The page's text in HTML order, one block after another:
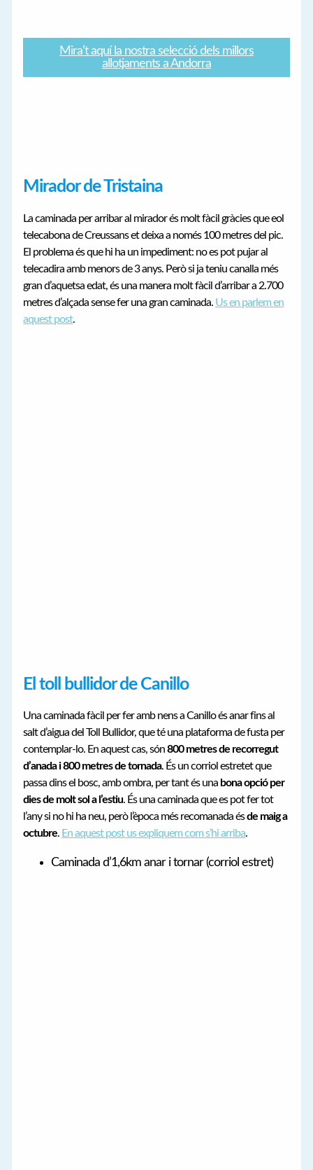
Mira’t aquí la nostra selecció dels millors
allotjaments a Andorra
Mirador de Tristaina
La caminada per arribar al mirador és molt fàcil gràcies que eol
telecabona de Creussans et deixa a només 100 metres del pic.
El problema és que hi ha un impediment: no es pot pujar al
telecadira amb menors de 3 anys. Però si ja teniu canalla més
gran d’aquetsa edat, és una manera molt fàcil d’arribar a 2.700
metres d’alçada sense fer una gran caminada. Us en parlem en
aquest post.
El toll bullidor de Canillo
Una caminada fàcil per fer amb nens a Canillo és anar fins al
salt d’aigua del Toll Bullidor, que té una plataforma de fusta per
contemplar-lo. En aquest cas, són800 metres de recorregut
d’anada i 800 metres de tornada. És un corriol estretet que
passa dins el bosc, amb ombra, per tant és una bona opció per
dies de molt sol a l’estiu. És una caminada que es pot fer tot
l’any si no hi ha neu, però l’època més recomanada ésde maig a
octubre. En aquest post us expliquem com s’hi arriba.
Caminada d’1,6km anar i tornar (corriol estret)